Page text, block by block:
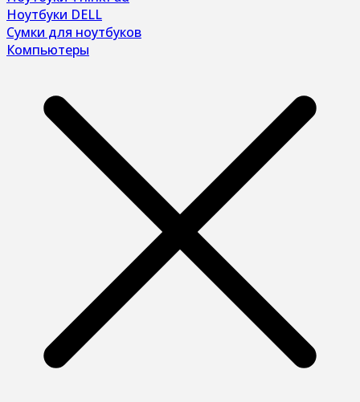
Ноутбуки DELL
Сумки для ноутбуков
Компьютеры